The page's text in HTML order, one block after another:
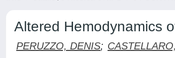
Altered Hemodynamics
PERUZZO, DENIS;